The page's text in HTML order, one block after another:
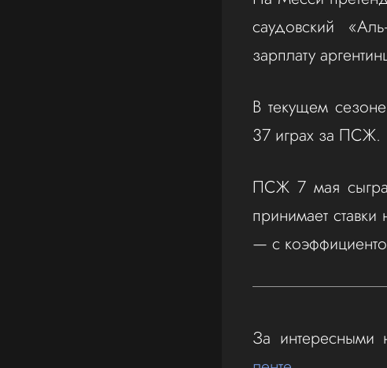
саудовский
зарплату
В текущем
37 играх за ПСЖ.
ПСЖ 7 мая
принимает
— с
За интересными